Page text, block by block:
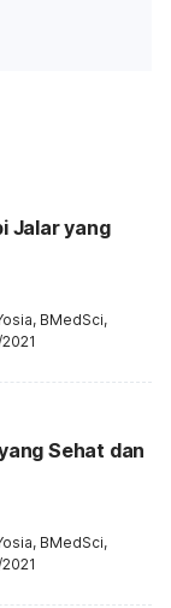
Jalar yang
BMedSci,
Sehat dan
BMedSci,